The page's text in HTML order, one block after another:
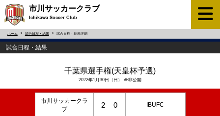
市川サッカークラブ
Ichikawa Soccer Club
ホーム 試合日程・結果 試合日程・結果詳細
試合日程・結果
千葉県選手権(天皇杯予選)
2022年1月30日（日） ＠非公開
市川サッカークラ
ブ
2 - 0 IBUFC